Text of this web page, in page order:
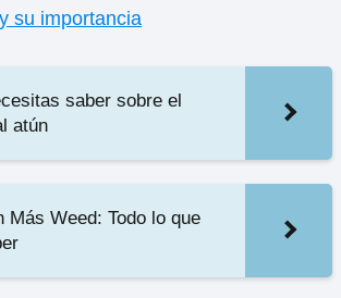
su importancia
saber sobre el
atún
Más Weed: Todo lo que